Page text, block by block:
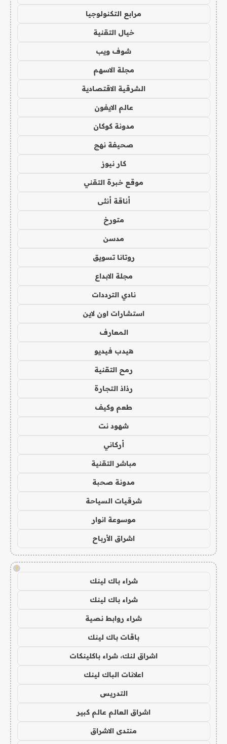
مرابع التكنولوجيا
خيال التقنية
شوف ويب
مجلة الاسهم
الشرقية الاقتصادية
عالم الايفون
مدونة كوكان
صحيفة نهج
كار نيوز
موقع خبرة التقني
أناقة أنثى
متورخ
مدسن
روتانا تسويق
مجلة الابداع
نادي الترددات
استشارات اون لاين
المعارف
هيدب فيديو
رمح التقنية
رذاذ التجارة
طعم وكيف
شهود نت
أركاني
مباشر التقنية
مدونة صحبة
شرقيات السياحة
موسوعة انوار
اشراق الأرباح
!
شراء باك لينك
شراء باك لينك
شراء روابط نصية
باقات باك لينك
اشراق لنك، شراء باكلينكات
اعلانات الباك لينك
التدريس
اشراق العالم عالم كبير
منتدى الاشراق